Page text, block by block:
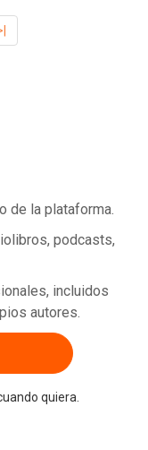
de la plataforma.
podcasts,
incluidos
autores.
quiera.